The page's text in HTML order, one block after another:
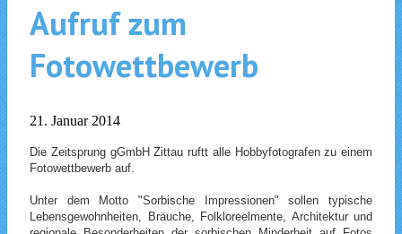
Aufruf zum
Fotowettbewerb
21. Januar 2014
Die Zeitsprung gGmbH Zittau ruftt alle Hobbyfotografen zu einem
Fotowettbewerb auf.
Unter dem Motto "Sorbische Impressionen" sollen typische
Lebensgewohnheiten, Bräuche, Folkloreelmente, Architektur und